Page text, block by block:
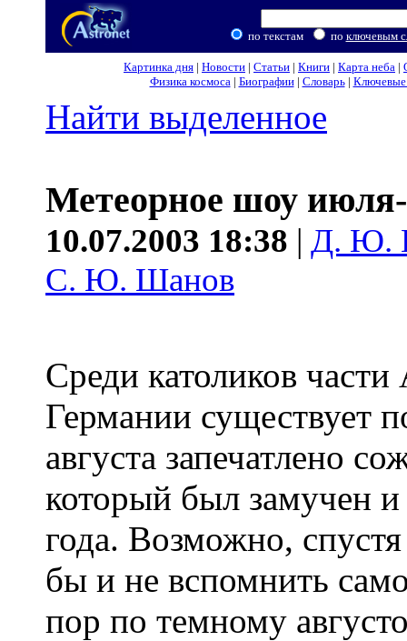
по текстам по ключевым
Картинка дня | Новости | Статьи | Книги | Карта неба |
Физика космоса| Биографии| Словарь| Ключевые
Найти выделенное
Метеорное шоу июля-
10.07.2003 18:38 | Д. Ю.
С. Ю. Шанов
Среди католиков
Германии существует
августа запечатлено
который был замучен
года. Возможно,
бы и не вспомнить
пор по темному